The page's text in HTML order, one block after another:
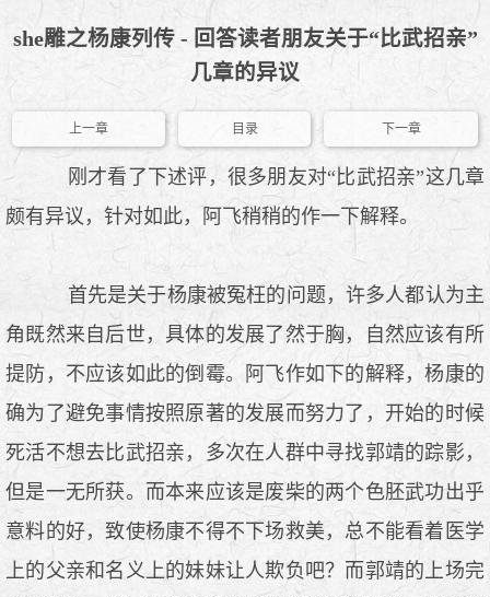
she雕之杨康列传 - 回答读者朋友关于“比武招亲”
几章的异议
上一章 目录 下一章
刚才看了下述评，很多朋友对“比武招亲”这几章
颇有异议，针对如此，阿飞稍稍的作一下解释。
首先是关于杨康被冤枉的问题，许多人都认为主
角既然来自后世，具体的发展了然于胸，自然应该有所
提防，不应该如此的倒霉。阿飞作如下的解释，杨康的
确为了避免事情按照原著的发展而努力了，开始的时候
死活不想去比武招亲，多次在人群中寻找郭靖的踪影，
但是一无所获。而本来应该是废柴的两个色胚武功出乎
意料的好，致使杨康不得不下场救美，总不能看着医学
上的父亲和名义上的妹妹让人欺负吧？而郭靖的上场完